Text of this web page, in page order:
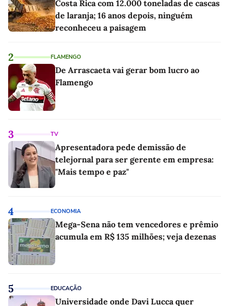
Costa Rica com 12.000 toneladas de cascas
de laranja; 16 anos depois, ninguém
reconheceu a paisagem
2 FLAMENGO
De Arrascaeta vai gerar bom lucro ao
Flamengo
3 TV
Apresentadora pede demissão de
telejornal para ser gerente em empresa:
"Mais tempo e paz"
4 ECONOMIA
Mega-Sena não tem vencedores e prêmio
acumula em R$ 135 milhões; veja dezenas
5 EDUCAÇÃO
Universidade onde Davi Lucca quer